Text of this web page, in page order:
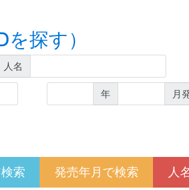
探す）
人名
年 月
索 発売年月で検索 人